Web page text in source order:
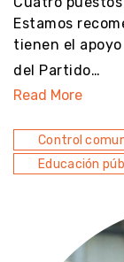
Estamos
tienen el
del Partido…
Read More
Control
Educación